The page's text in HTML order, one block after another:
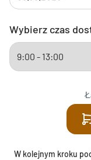
Wybierz czas
W kolejnym kroku